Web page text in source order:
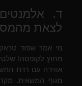
ד.
לצאת
מי אמר שפוד
מחוץ לקופסה!
אווירה עם רדת
מגוף המשאית.